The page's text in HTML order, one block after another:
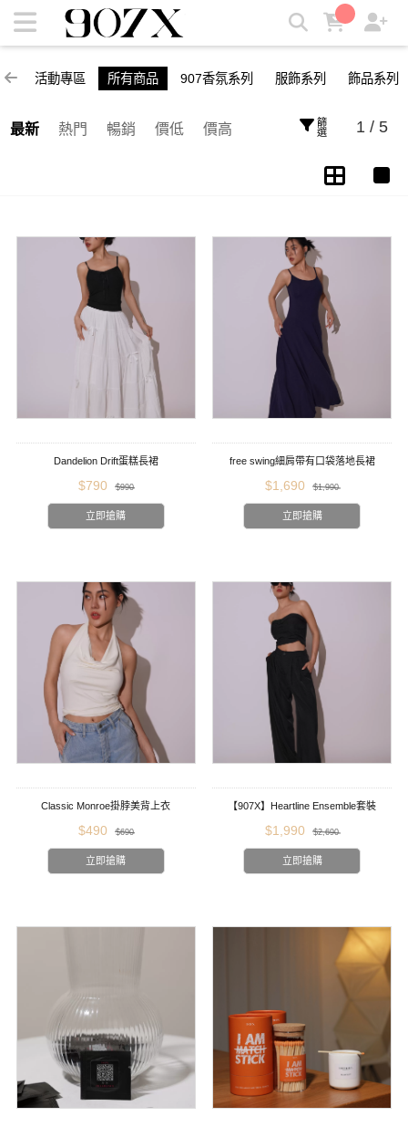
所有商品 | 907X
活動專區 所有商品 907香氛系列 服飾系列 飾品系列
最新 熱門 暢銷 價低 價高 篩選 1 / 5
Dandelion Drift蛋糕長裙
$790 $990
立即搶購
free swing細肩帶有口袋落地長裙
$1,690 $1,990
立即搶購
Classic Monroe掛脖美背上衣
$490 $690
立即搶購
【907X】Heartline Ensemble套裝
$1,990 $2,690
立即搶購